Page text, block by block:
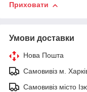
Приховати
Умови доставки
Нова Пошта
Самовивіз м.
Самовивіз місто